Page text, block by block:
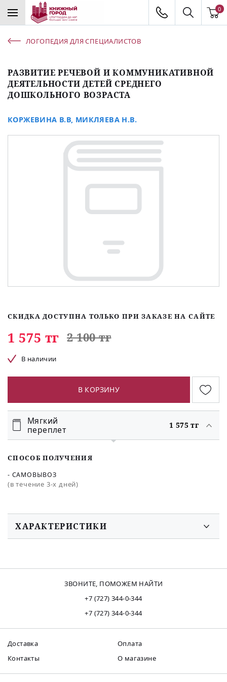
0
ЛОГОПЕДИЯ ДЛЯ СПЕЦИАЛИСТОВ
РАЗВИТИЕ РЕЧЕВОЙ И КОММУНИКАТИВНОЙ
ДЕЯТЕЛЬНОСТИ ДЕТЕЙ СРЕДНЕГО
ДОШКОЛЬНОГО ВОЗРАСТА
КОРЖЕВИНА В.В МИКЛЯЕВА Н.В.
СКИДКА ДОСТУПНА ТОЛЬКО ПРИ ЗАКАЗЕ НА САЙТЕ
1 575 тг 2 100 тг
В наличии
В КОРЗИНУ
Мягкий
переплет
1 575 тг
СПОСОБ ПОЛУЧЕНИЯ
- САМОВЫВОЗ
(в течение 3-х дней)
ХАРАКТЕРИСТИКИ
ЗВОНИТЕ, ПОМОЖЕМ НАЙТИ
+7 (727) 344-0-344
+7 (727) 344-0-344
Доставка
Оплата
Контакты
О магазине